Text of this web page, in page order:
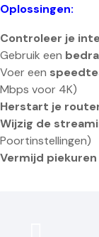
Oplossingen:
Controleer je
Gebruik een
Voer een
Mbps voor 4K)
Herstart je
Wijzig de
Poortinstellingen)
Vermijd piekuren